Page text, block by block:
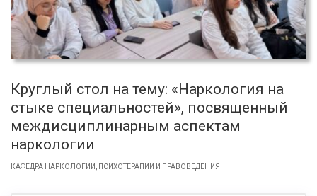
Круглый стол на тему: «Наркология на
стыке специальностей», посвященный
междисциплинарным аспектам
наркологии
КАФЕДРА НАРКОЛОГИИ, ПСИХОТЕРАПИИ И ПРАВОВЕДЕНИЯ